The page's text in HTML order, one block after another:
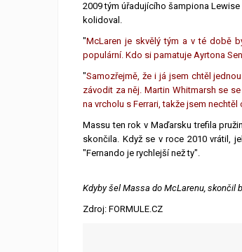
2009 tým úřadujícího šampiona
kolidoval.
"McLaren je skvělý tým a v té době
populární. Kdo si pamatuje Ayrtona
"Samozřejmě, že i já jsem chtěl
závodit za něj. Martin Whitmarsh se
na vrcholu s Ferrari, takže jsem
Massu ten rok v Maďarsku trefila
skončila. Když se v roce 2010 vrátil,
"Fernando je rychlejší než ty".
Kdyby šel Massa do McLarenu, skončil
Zdroj: FORMULE.CZ